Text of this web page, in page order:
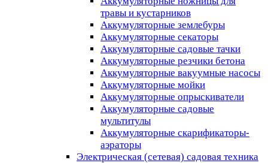
травы и кустарников
Аккумуляторные землебуры
Аккумуляторные секаторы
Аккумуляторные садовые тачки
Аккумуляторные резчики бетона
Аккумуляторные вакуумные насосы
Аккумуляторные мойки
Аккумуляторные опрыскиватели
Аккумуляторные садовые
мультитулы
Аккумуляторные скарификаторы-
аэраторы
Электрическая (сетевая) садовая техника